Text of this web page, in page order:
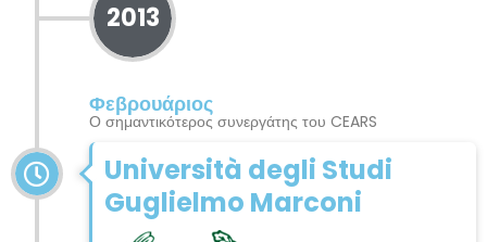
2013
Φεβρουάριος
Ο σημαντικότερος συνεργάτης του CEARS
Università degli Studi
Guglielmo Marconi